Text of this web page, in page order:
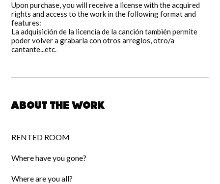
Upon purchase, you will receive a license with the acquired
rights and access to the work in the following format and
features:
La adquisición de la licencia de la canción también permite
poder volver a grabarla con otros arreglos, otro/a
cantante...etc.
About the work
RENTED ROOM
Where have you gone?
Where are you all?